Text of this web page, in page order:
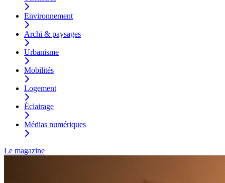
Environnement
Archi & paysages
Urbanisme
Mobilités
Logement
Éclairage
Médias numériques
Le magazine